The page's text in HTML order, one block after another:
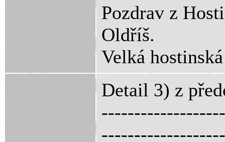
Pozdrav z
Oldříš.
Velká
Detail 3) z
-------------------